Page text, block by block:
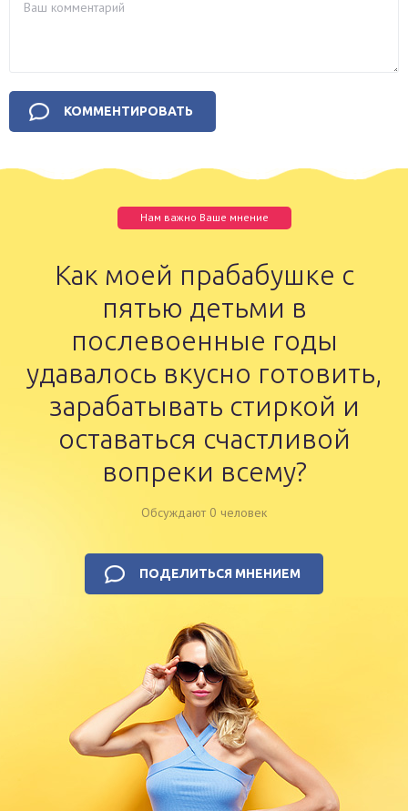
Нам важно Ваше мнение
Как моей прабабушке с
пятью детьми в
послевоенные годы
удавалось вкусно готовить,
зарабатывать стиркой и
оставаться счастливой
вопреки всему?
Обсуждают 0 человек
ПОДЕЛИТЬСЯ МНЕНИЕМ